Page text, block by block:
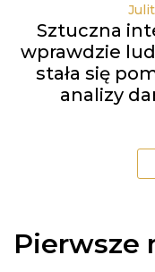
Sztuczna
wprawdzie
stała się
analizy
Pierwsze